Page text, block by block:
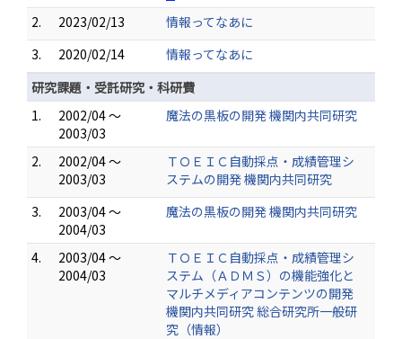
2. 2023/02/13
情報ってなあに
3.
2020/02/14
情報ってなあに
研究課題・受託研究・科研費
1.
2002/04 ～
2003/03
魔法の黒板の開発 機関内共同研究
2.
2002/04 ～
2003/03
ＴＯＥＩＣ自動採点・成績管理シ
ステムの開発 機関内共同研究
3.
2003/04 ～
2004/03
魔法の黒板の開発 機関内共同研究
4.
2003/04 ～
2004/03
ＴＯＥＩＣ自動採点・成績管理シ
ステム（ＡＤＭＳ）の機能強化と
マルチメディアコンテンツの開発
機関内共同研究 総合研究所一般研
究（情報）